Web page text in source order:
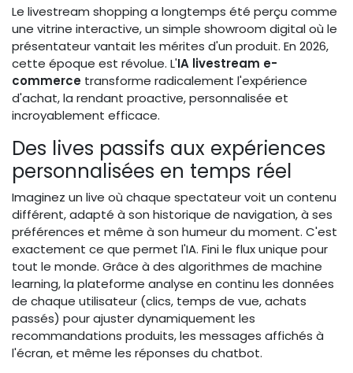
Le livestream shopping a longtemps été perçu comme
une vitrine interactive, un simple showroom digital où le
présentateur vantait les mérites d'un produit. En 2026,
cette époque est révolue. L'IA livestream e-
commerce transforme radicalement l'expérience
d'achat, la rendant proactive, personnalisée et
incroyablement efficace.
Des lives passifs aux expériences
personnalisées en temps réel
Imaginez un live où chaque spectateur voit un contenu
différent, adapté à son historique de navigation, à ses
préférences et même à son humeur du moment. C'est
exactement ce que permet l'IA. Fini le flux unique pour
tout le monde. Grâce à des algorithmes de machine
learning, la plateforme analyse en continu les données
de chaque utilisateur (clics, temps de vue, achats
passés) pour ajuster dynamiquement les
recommandations produits, les messages affichés à
l'écran, et même les réponses du chatbot.